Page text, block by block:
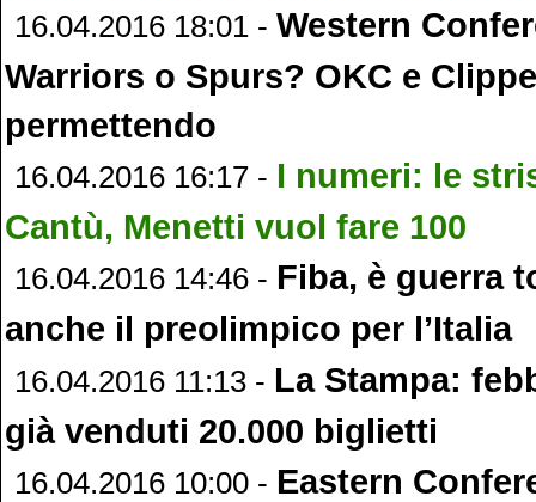
16.04.2016 18:01 - Western
Warriors o Spurs? OKC e
permettendo
16.04.2016 16:17 - I numeri: le
Cantù, Menetti vuol fare 100
16.04.2016 14:46 - Fiba, è guerra
anche il preolimpico per l’Italia
16.04.2016 11:13 - La Stampa:
già venduti 20.000 biglietti
16.04.2016 10:00 - Eastern